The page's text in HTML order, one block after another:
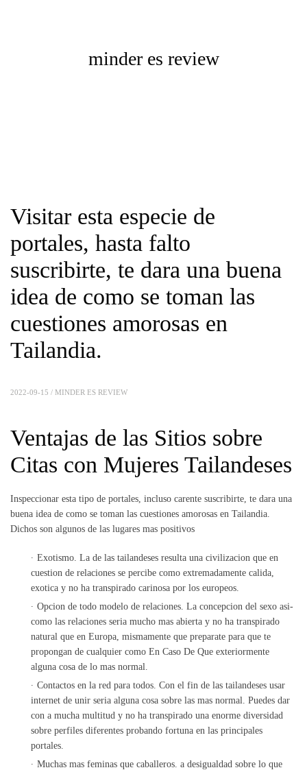
minder es review
Visitar esta especie de
portales, hasta falto
suscribirte, te dara una buena
idea de como se toman las
cuestiones amorosas en
Tailandia.
2022-09-15 / MINDER ES REVIEW
Ventajas de las Sitios sobre
Citas con Mujeres Tailandeses
Inspeccionar esta tipo de portales, incluso carente suscribirte, te dara una
buena idea de como se toman las cuestiones amorosas en Tailandia.
Dichos son algunos de las lugares mas positivos
Exotismo. La de las tailandeses resulta una civilizacion que en
cuestion de relaciones se percibe como extremadamente calida,
exotica y no ha transpirado carinosa por los europeos.
Opcion de todo modelo de relaciones. La concepcion del sexo asi­
como las relaciones seri­a mucho mas abierta y no ha transpirado
natural que en Europa, mismamente que preparate para que te
propongan de cualquier como En Caso De Que exteriormente
alguna cosa de lo mas normal.
Contactos en la red para todos. Con el fin de las tailandeses usar
internet de unir seri­a alguna cosa sobre las mas normal. Puedes dar
con a mucha multitud y no ha transpirado una enorme diversidad
sobre perfiles diferentes probando fortuna en las principales
portales.
Muchas mas feminas que caballeros. a desigualdad sobre lo que